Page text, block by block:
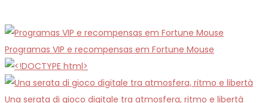
Programas VIP e recompensas em Fortune Mouse
Una serata di gioco digitale tra atmosfera, ritmo e libertà